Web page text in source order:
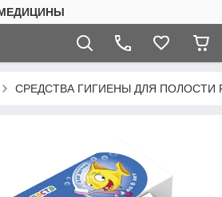
СРЕДСТВА ГИГИЕНЫ ДЛЯ ПОЛОСТИ